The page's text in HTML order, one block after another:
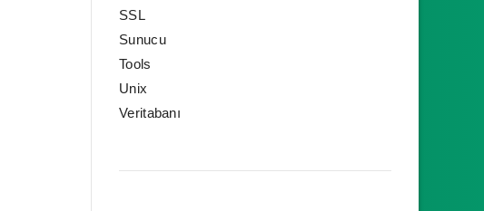
SSL
Sunucu
Tools
Unix
Veritabanı